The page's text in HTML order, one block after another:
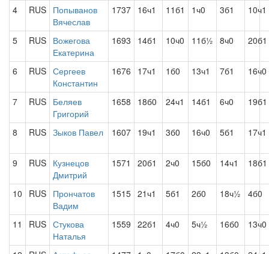
4 RUS Попыванов
Вячеслав
1737 16ч1 11б1 1ч0 3б1 10ч1
5 RUS Вожегова
Екатерина
1693 14б1 10ч0 11б½ 8ч0 20б1
6 RUS Сергеев
Константин
1676 17ч1 1б0 13ч1 7б1 16ч0
7 RUS Беляев
Григорий
1658 18б0 24ч1 14б1 6ч0 19б1
8 RUS Зыков Павел 1607 19ч1 3б0 16ч0 5б1 17ч1
9 RUS Кузнецов
Дмитрий
1571 20б1 2ч0 15б0 14ч1 18б1
10 RUS Прончатов
Вадим
1515 21ч1 5б1 2б0 18ч½ 4б0
11 RUS Стукова
Наталья
1559 22б1 4ч0 5ч½ 16б0 13ч0